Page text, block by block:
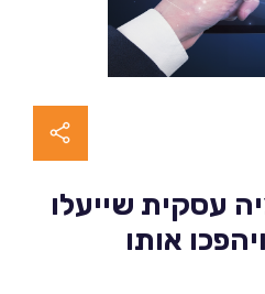
עסקית שייעלו
אותו